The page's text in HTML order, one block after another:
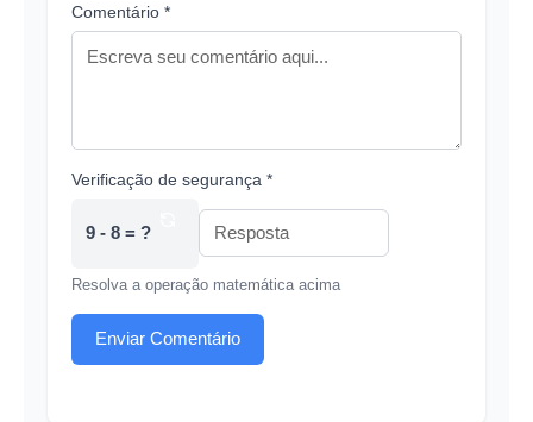
Comentário *
Verificação de segurança *
9 - 8 = ?
Resolva a operação matemática acima
Enviar Comentário